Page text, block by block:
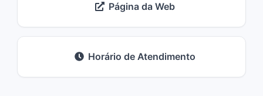
Página da Web
Horário de Atendimento